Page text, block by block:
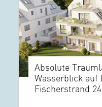
Absolute
Wasserblick auf
Fischerstrand